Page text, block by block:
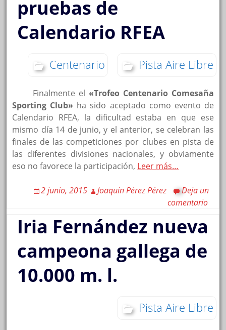
pruebas de
Calendario RFEA
Centenario Pista Aire Libre
Finalmente el «Trofeo Centenario Comesaña
Sporting Club» ha sido aceptado como evento de
Calendario RFEA, la dificultad estaba en que ese
mismo día 14 de junio, y el anterior, se celebran las
finales de las competiciones por clubes en pista de
las diferentes divisiones nacionales, y obviamente
eso no favorece la participación, Leer más…
2 junio, 2015 Joaquín Pérez Pérez
Deja un
comentario
Iria Fernández nueva
campeona gallega de
10.000 m. l.
Pista Aire Libre